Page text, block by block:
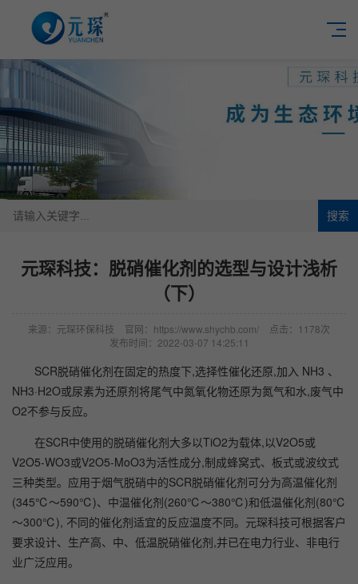
搜索
元琛科技：脱硝催化剂的选型与设计浅析
（下）
来源：元琛环保科技 官网：https://www.shychb.com/
点击：1178次
发布时间：2022-03-07 14:25:11
SCR脱硝催化剂在固定的热度下,选择性催化还原,加入 NH3 、
NH3·H2O或尿素为还原剂将尾气中氮氧化物还原为氮气和水,废气中
O2不参与反应。
在SCR中使用的脱硝催化剂大多以TiO2为载体,以V2O5或
V2O5-WO3或V2O5-MoO3为活性成分,制成蜂窝式、板式或波纹式
三种类型。应用于烟气脱硝中的SCR脱硝催化剂可分为高温催化剂
(345℃～590℃)、中温催化剂(260℃～380℃)和低温催化剂(80℃
～300℃), 不同的催化剂适宜的反应温度不同。元琛科技可根据客户
要求设计、生产高、中、低温脱硝催化剂,并已在电力行业、非电行
业广泛应用。